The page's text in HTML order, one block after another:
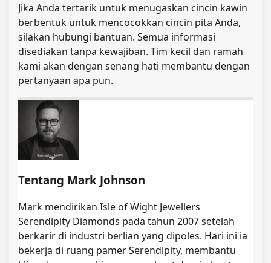
Jika Anda tertarik untuk menugaskan cincin kawin
berbentuk untuk mencocokkan cincin pita Anda,
silakan hubungi bantuan. Semua informasi
disediakan tanpa kewajiban. Tim kecil dan ramah
kami akan dengan senang hati membantu dengan
pertanyaan apa pun.
Tentang Mark Johnson
Mark mendirikan Isle of Wight Jewellers
Serendipity Diamonds pada tahun 2007 setelah
berkarir di industri berlian yang dipoles. Hari ini ia
bekerja di ruang pamer Serendipity, membantu